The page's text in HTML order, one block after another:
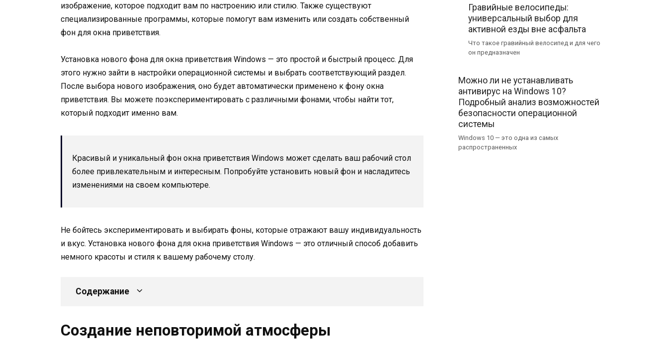
изображение, которое подходит вам по настроению или стилю. Также существуют
специализированные программы, которые помогут вам изменить или создать собственный
фон для окна приветствия.
Установка нового фона для окна приветствия Windows — это простой и быстрый процесс. Для
этого нужно зайти в настройки операционной системы и выбрать соответствующий раздел.
После выбора нового изображения, оно будет автоматически применено к фону окна
приветствия. Вы можете поэкспериментировать с различными фонами, чтобы найти тот,
который подходит именно вам.
Красивый и уникальный фон окна приветствия Windows может сделать ваш рабочий стол
более привлекательным и интересным. Попробуйте установить новый фон и насладитесь
изменениями на своем компьютере.
Не бойтесь экспериментировать и выбирать фоны, которые отражают вашу индивидуальность
и вкус. Установка нового фона для окна приветствия Windows — это отличный способ добавить
немного красоты и стиля к вашему рабочему столу.
Содержание
Создание неповторимой атмосферы
Гравийные велосипеды:
универсальный выбор для
активной езды вне асфальта
Что такое гравийный велосипед и для чего
он предназначен
Можно ли не устанавливать
антивирус на Windows 10?
Подробный анализ возможностей
безопасности операционной
системы
Windows 10 — это одна из самых
распространенных